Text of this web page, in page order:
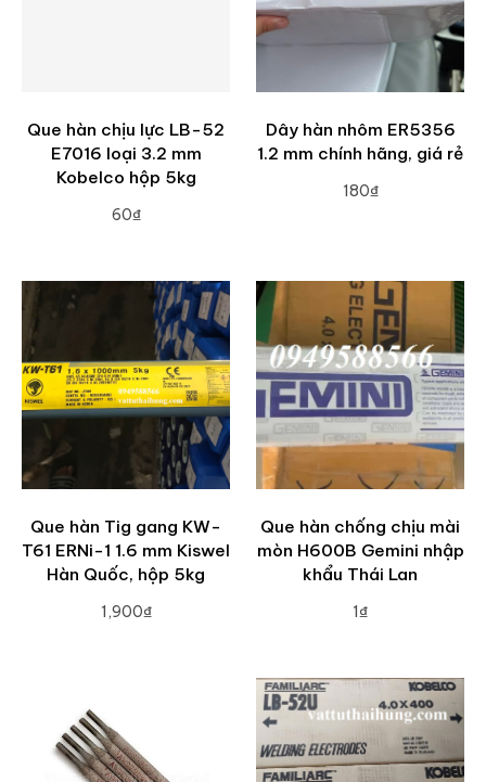
Que hàn chịu lực LB-52
E7016 loại 3.2 mm
Kobelco hộp 5kg
60₫
Dây hàn nhôm ER5356
1.2 mm chính hãng, giá rẻ
180₫
Que hàn Tig gang KW-
T61 ERNi-1 1.6 mm Kiswel
Hàn Quốc, hộp 5kg
1,900₫
Que hàn chống chịu mài
mòn H600B Gemini nhập
khẩu Thái Lan
1₫